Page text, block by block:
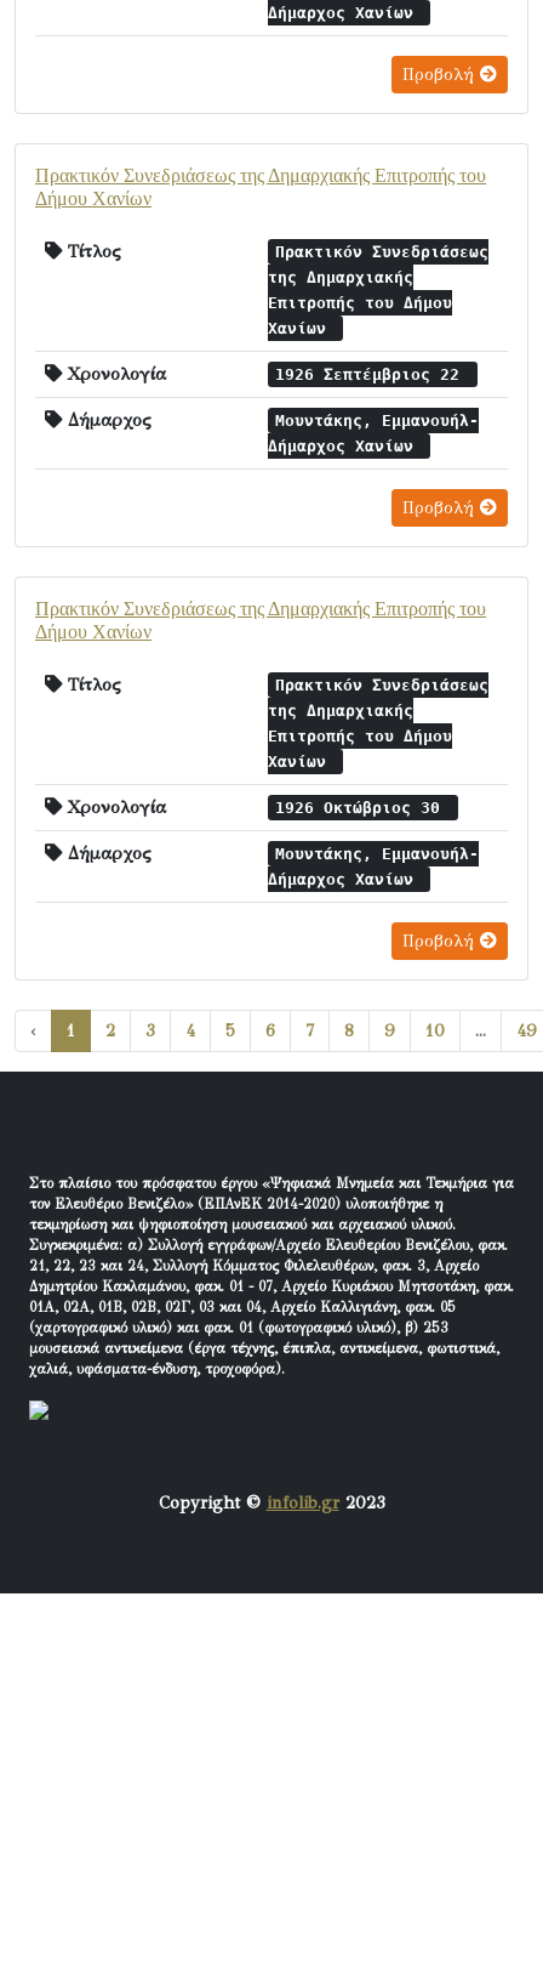
Δήμαρχος Χανίων
Προβολή
Πρακτικόν Συνεδριάσεως της Δημαρχιακής Επιτροπής του
Δήμου Χανίων
Τίτλος
Πρακτικόν Συνεδριάσεως
της Δημαρχιακής
Επιτροπής του Δήμου
Χανίων
Χρονολογία 1926 Σεπτέμβριος 22
Δήμαρχος
Μουντάκης, Εμμανουήλ-
Δήμαρχος Χανίων
Προβολή
Πρακτικόν Συνεδριάσεως της Δημαρχιακής Επιτροπής του
Δήμου Χανίων
Τίτλος
Πρακτικόν Συνεδριάσεως
της Δημαρχιακής
Επιτροπής του Δήμου
Χανίων
Χρονολογία 1926 Οκτώβριος 30
Δήμαρχος
Μουντάκης, Εμμανουήλ-
Δήμαρχος Χανίων
Προβολή
‹ 1 2 3 4 5 6 7 8 9 10 ... 49
Στο πλαίσιο του πρόσφατου έργου «Ψηφιακά Μνημεία και Τεκμήρια για
τον Ελευθέριο Βενιζέλο» (ΕΠΑνΕΚ 2014-2020) υλοποιήθηκε η
τεκμηρίωση και ψηφιοποίηση μουσειακού και αρχειακού υλικού.
Συγκεκριμένα: α) Συλλογή εγγράφων/Αρχείο Ελευθερίου Βενιζέλου, φακ.
21, 22, 23 και 24, Συλλογή Κόμματος Φιλελευθέρων, φακ. 3, Αρχείο
Δημητρίου Κακλαμάνου, φακ. 01 - 07, Αρχείο Κυριάκου Μητσοτάκη, φακ.
01Α, 02Α, 01Β, 02Β, 02Γ, 03 και 04, Αρχείο Καλλιγιάνη, φακ. 05
(χαρτογραφικό υλικό) και φακ. 01 (φωτογραφικό υλικό), β) 253
μουσειακά αντικείμενα (έργα τέχνης, έπιπλα, αντικείμενα, φωτιστικά,
χαλιά, υφάσματα-ένδυση, τροχοφόρα).
Copyright © infolib.gr2023